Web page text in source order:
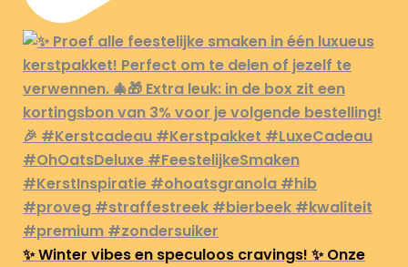
✨ Winter vibes en speculoos cravings! ✨ Onze